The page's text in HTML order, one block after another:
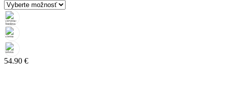
54.90 €